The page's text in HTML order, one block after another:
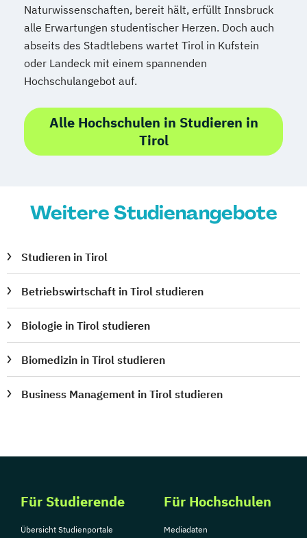
Naturwissenschaften, bereit hält, erfüllt Innsbruck
alle Erwartungen studentischer Herzen. Doch auch
abseits des Stadtlebens wartet Tirol in Kufstein
oder Landeck mit einem spannenden
Hochschulangebot auf.
Alle Hochschulen in Studieren in
Tirol
Weitere Studienangebote
Studieren in Tirol
Betriebswirtschaft in Tirol studieren
Biologie in Tirol studieren
Biomedizin in Tirol studieren
Business Management in Tirol studieren
Für Studierende
Übersicht Studienportale
Für Hochschulen
Mediadaten